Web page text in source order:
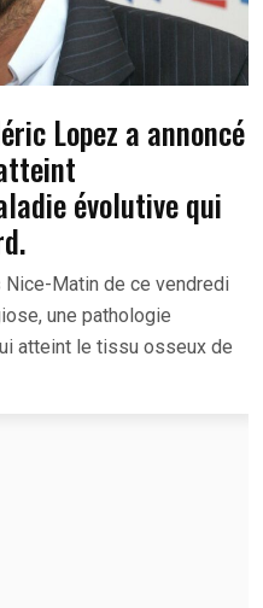
Lopez a annoncé
évolutive qui
Nice-Matin de ce vendredi
une pathologie
atteint le tissu osseux de